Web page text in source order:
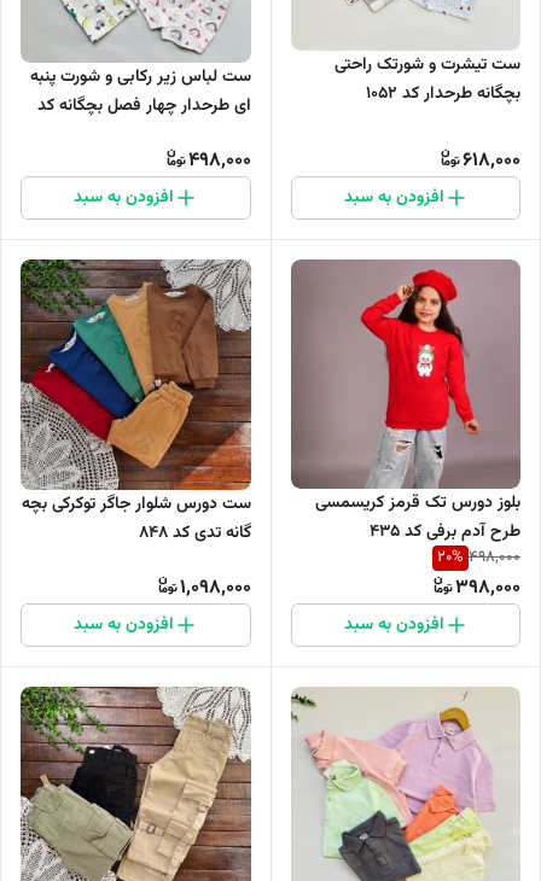
ست تیشرت و شورتک راحتی
بچگانه طرحدار کد 1052
618,000
افزودن به سبد
ست لباس زیر رکابی و شورت پنبه
ای طرحدار چهار فصل بچگانه کد
498,000
افزودن به سبد
بلوز دورس تک قرمز کریسمسی
طرح آدم برفی کد 435
498,000
20%
398,000
افزودن به سبد
ست دورس شلوار جاگر توکرکی بچه
گانه تدی کد 848
1,098,000
افزودن به سبد